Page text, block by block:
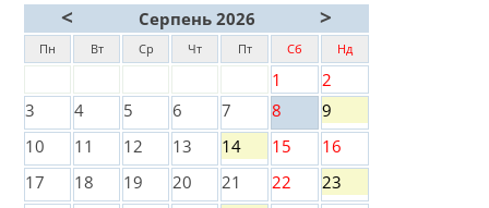
< Серпень 2026 >
Пн Вт Ср Чт Пт Сб Нд
1
2
3
4 5 6 7 8
9
10
11 12 13 14 15
16
17
18 19 20 21 22
23